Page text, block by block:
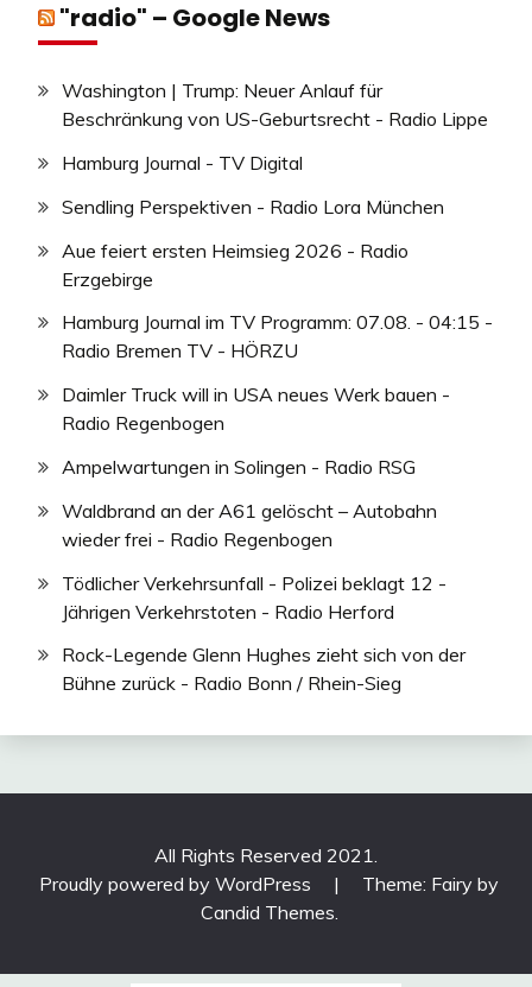
"radio" – Google News
Washington | Trump: Neuer Anlauf für
Beschränkung von US-Geburtsrecht - Radio Lippe
Hamburg Journal - TV Digital
Sendling Perspektiven - Radio Lora München
Aue feiert ersten Heimsieg 2026 - Radio
Erzgebirge
Hamburg Journal im TV Programm: 07.08. - 04:15 -
Radio Bremen TV - HÖRZU
Daimler Truck will in USA neues Werk bauen -
Radio Regenbogen
Ampelwartungen in Solingen - Radio RSG
Waldbrand an der A61 gelöscht – Autobahn
wieder frei - Radio Regenbogen
Tödlicher Verkehrsunfall - Polizei beklagt 12 -
Jährigen Verkehrstoten - Radio Herford
Rock-Legende Glenn Hughes zieht sich von der
Bühne zurück - Radio Bonn / Rhein-Sieg
All Rights Reserved 2021.
Proudly powered by WordPress
|
Theme: Fairy by
Candid Themes.